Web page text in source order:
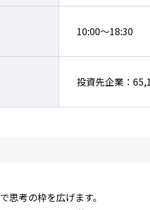
10:00～18:30
投資先企業：
思考の枠を広げます。